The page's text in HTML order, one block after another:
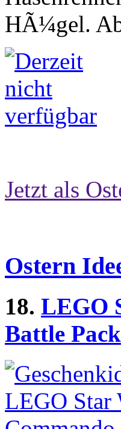
HÃ¼gel.
Jetzt als
Ostern
18. LEGO
Battle Pack